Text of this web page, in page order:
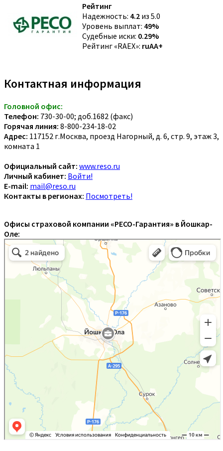
Рейтинг
Надежность: 4.2 из 5.0
Уровень выплат: 49%
Судебные иски: 0.29%
Рейтинг «RAEX»: ruAA+
Контактная информация
Головной офис:
Телефон: 730-30-00; доб.1682 (факс)
Горячая линия: 8-800-234-18-02
Адрес: 117152 г.Москва, проезд Нагорный, д. 6, стр. 9, этаж 3,
комната 1
Официальный сайт: www.reso.ru
Личный кабинет: Войти!
E-mail: mail@reso.ru
Контакты в регионах: Посмотреть!
Офисы страховой компании «РЕСО-Гарантия» в Йошкар-
Оле: